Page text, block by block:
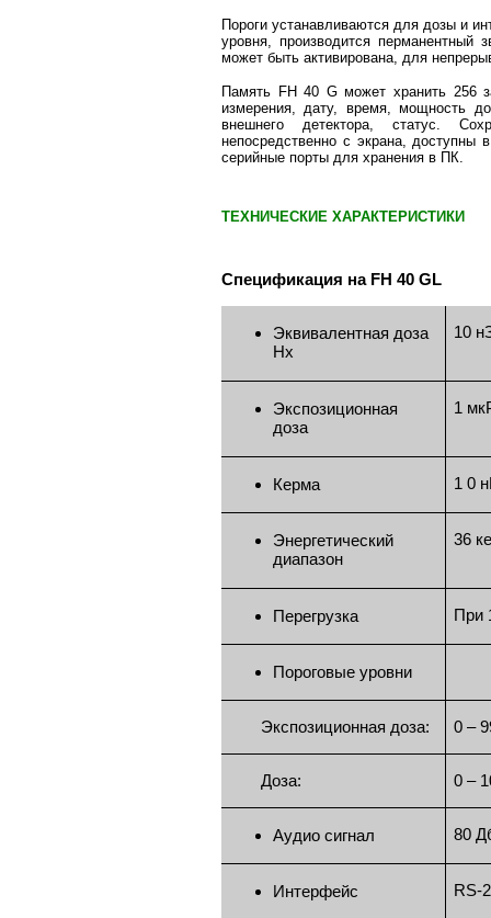
Пороги устанавливаются для дозы и
уровня, производится перманентный
может быть активирована, для
Память FH 40 G может хранить 256
измерения, дату, время, мощность
внешнего детектора, статус.
непосредственно с экрана,
серийные порты для хранения в ПК.
ТЕХНИЧЕСКИЕ ХАРАКТЕРИСТИКИ
Спецификация на FH 40 GL
Эквивалентная доза
Hx
10
Экспозиционная
доза
1
Керма 1 0
Энергетический
диапазон
36
Перегрузка При
Пороговые уровни
Экспозиционная доза: 0 –
Доза: 0 –
Аудио сигнал 80
Интерфейс RS-